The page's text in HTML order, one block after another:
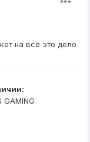
на всё это дело
GAMING